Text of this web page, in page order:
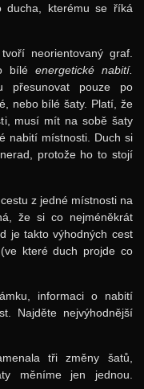
ducha, kterému se říká
neorientovaný graf.
bílé energetické nabití.
přesunovat pouze po
nebo bílé šaty. Platí, že
musí mít na sobě šaty
nabití místnosti. Duch si
protože ho to stojí
z jedné místnosti na
že si co nejméněkrát
je takto výhodných cest
které duch projde co
informaci o nabití
Najděte nejvýhodnější
tři změny šatů,
měníme jen jednou.